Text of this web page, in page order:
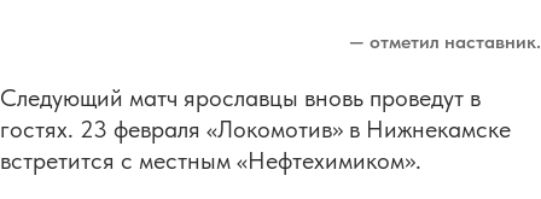
— отметил наставник.
Следующий матч ярославцы вновь проведут в
гостях. 23 февраля «Локомотив» в Нижнекамске
встретится с местным «Нефтехимиком».